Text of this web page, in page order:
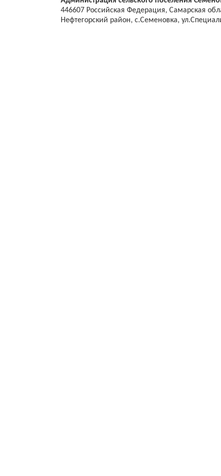
446607 Российская Федерация, Самарская
Нефтегорский район, с.Семеновка,